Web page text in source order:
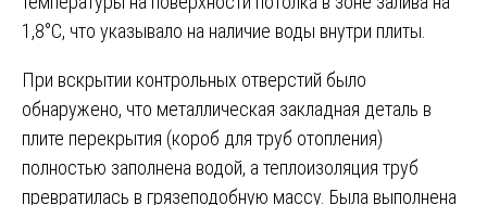
1,8°С, что указывало на наличие воды внутри плиты.
При вскрытии контрольных отверстий было
обнаружено, что металлическая закладная деталь в
плите перекрытия (короб для труб отопления)
полностью заполнена водой, а теплоизоляция труб
превратилась в грязеподобную массу. Была выполнена